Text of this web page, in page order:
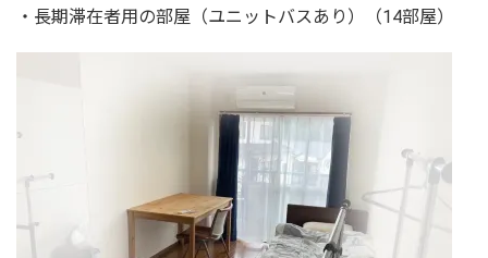
・長期滞在者用の部屋（ユニットバスあり）（14部屋）